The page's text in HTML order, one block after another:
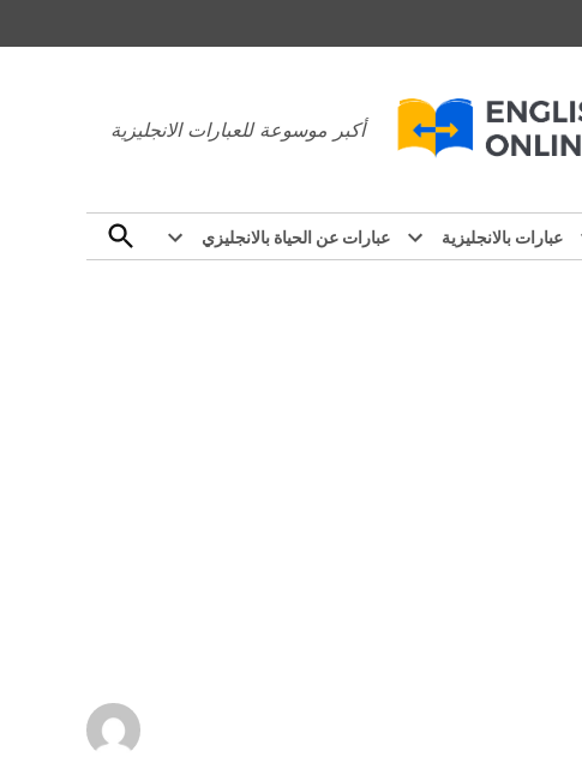
عبارات بالانجليزي
أكبر موسوعة للعبارات الانجليزية
عبارات بالانجليزية عبارات عن الحياة بالانجليزي
Open